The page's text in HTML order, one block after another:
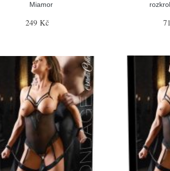
Miamor
249 Kč